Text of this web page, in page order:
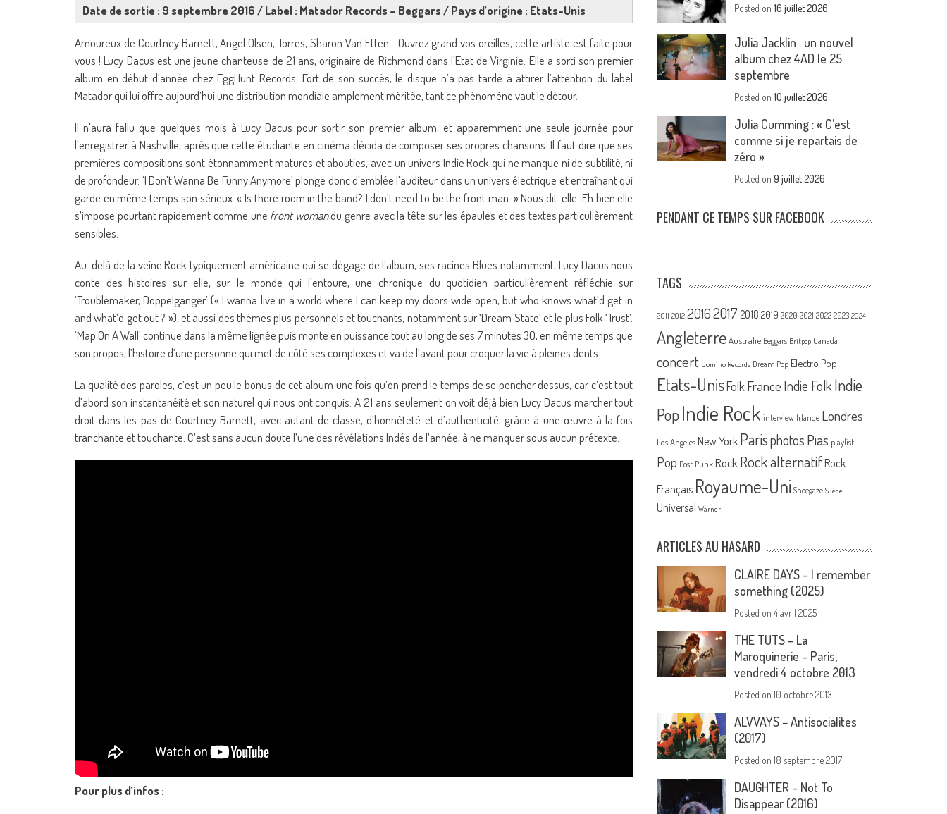
Date de sortie : 9 septembre 2016 / Label : Matador Records – Beggars / Pays d’origine : Etats-Unis
Amoureux de Courtney Barnett, Angel Olsen, Torres, Sharon Van Etten… Ouvrez grand vos oreilles, cette artiste est faite pour
vous ! Lucy Dacus est une jeune chanteuse de 21 ans, originaire de Richmond dans l’Etat de Virginie. Elle a sorti son premier
album en début d’année chez EggHunt Records. Fort de son succès, le disque n’a pas tardé à attirer l’attention du label
Matador qui lui offre aujourd’hui une distribution mondiale amplement méritée, tant ce phénomène vaut le détour.
Il n’aura fallu que quelques mois à Lucy Dacus pour sortir son premier album, et apparemment une seule journée pour
l’enregistrer à Nashville, après que cette étudiante en cinéma décida de composer ses propres chansons. Il faut dire que ses
premières compositions sont étonnamment matures et abouties, avec un univers Indie Rock qui ne manque ni de subtilité, ni
de profondeur. ‘I Don’t Wanna Be Funny Anymore’ plonge donc d’emblée l’auditeur dans un univers électrique et entraînant qui
garde en même temps son sérieux. « Is there room in the band? I don’t need to be the front man. » Nous dit-elle. Eh bien elle
s’impose pourtant rapidement comme une front womandu genre avec la tête sur les épaules et des textes particulièrement
sensibles.
Au-delà de la veine Rock typiquement américaine qui se dégage de l’album, ses racines Blues notamment, Lucy Dacus nous
conte des histoires sur elle, sur le monde qui l’entoure, une chronique du quotidien particulièrement réfléchie sur
‘Troublemaker, Doppelganger’ (« I wanna live in a world where I can keep my doors wide open, but who knows what’d get in
and what’d get out ? »), et aussi des thèmes plus personnels et touchants, notamment sur ‘Dream State’ et le plus Folk ‘Trust’.
‘Map On A Wall’ continue dans la même lignée puis monte en puissance tout au long de ses 7 minutes 30, en même temps que
son propos, l’histoire d’une personne qui met de côté ses complexes et va de l’avant pour croquer la vie à pleines dents.
La qualité des paroles, c’est un peu le bonus de cet album une fois qu’on prend le temps de se pencher dessus, car c’est tout
d’abord son instantanéité et son naturel qui nous ont conquis. A 21 ans seulement on voit déjà bien Lucy Dacus marcher tout
droit dans les pas de Courtney Barnett, avec autant de classe, d’honnêteté et d’authenticité, grâce à une œuvre à la fois
tranchante et touchante. C’est sans aucun doute l’une des révélations Indés de l’année, à ne manquer sous aucun prétexte.
Pour plus d’infos :
Posted on16 juillet 2026
Julia Jacklin : un nouvel
album chez 4AD le 25
septembre
Posted on10 juillet 2026
Julia Cumming : « C’est
comme si je repartais de
zéro »
Posted on9 juillet 2026
PENDANT CE TEMPS SUR FACEBOOK
TAGS
2011 2012 20162017 2018 2019 2020 2021 2022 2023 2024
Angleterre Australie Beggars Britpop Canada
concert Domino Records Dream Pop Electro Pop
Etats-UnisFolk France Indie FolkIndie
PopIndie Rock interview Irlande Londres
Los Angeles New York Parisphotos Pias playlist
Pop Post Punk Rock Rock alternatif Rock
Français Royaume-Uni Shoegaze Suède
Universal Warner
ARTICLES AU HASARD
CLAIRE DAYS – I remember
something (2025)
Posted on4 avril 2025
THE TUTS – La
Maroquinerie – Paris,
vendredi 4 octobre 2013
Posted on10 octobre 2013
ALVVAYS – Antisocialites
(2017)
Posted on18 septembre 2017
DAUGHTER – Not To
Disappear (2016)